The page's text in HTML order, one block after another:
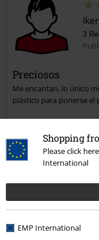
Shopping
Please click
International
EMP International
3
Preciosos
Me encantan, lo único
plástico para ponerse
Calidad
¿Te ha sido útil esta